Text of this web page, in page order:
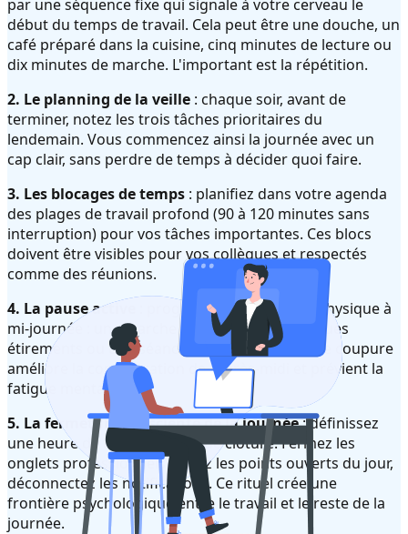
par une séquence fixe qui signale à votre cerveau le
début du temps de travail. Cela peut être une douche, un
café préparé dans la cuisine, cinq minutes de lecture ou
dix minutes de marche. L'important est la répétition.
2. Le planning de la veille : chaque soir, avant de
terminer, notez les trois tâches prioritaires du
lendemain. Vous commencez ainsi la journée avec un
cap clair, sans perdre de temps à décider quoi faire.
3. Les blocages de temps : planifiez dans votre agenda
des plages de travail profond (90 à 120 minutes sans
interruption) pour vos tâches importantes. Ces blocs
doivent être visibles pour vos collègues et respectés
comme des réunions.
4. La pause active
: programmez une pause physique à
mi-journée : une marche de 15 minutes, quelques
étirements ou une séance de respiration. Cette coupure
améliore la concentration de l'après-midi et prévient la
fatigue mentale.
5. La fermeture consciente de la journée: définissez
une heure de fin et un rituel de clôture. Fermez les
onglets professionnels, notez les points ouverts du jour,
déconnectez les notifications. Ce rituel crée une
frontière psychologique entre le travail et le reste de la
journée.